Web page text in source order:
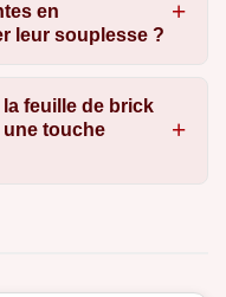
en
leur souplesse ?
feuille de brick
touche